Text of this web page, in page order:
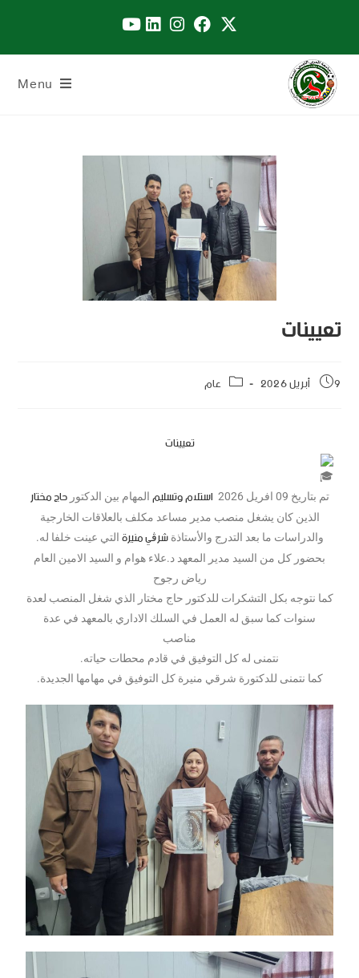
Menu
تعيينات
9 أبريل 2026 عام
تعيينات
تم بتاريخ 09 افريل 2026 استلاموتسليم المهام بين الدكتورحاج مختار
الذين كان يشغل منصب مدير مساعد مكلف بالعلاقات الخارجية
والدراسات ما بعد التدرج والأستاذةشرڨي منيرة التي عينت خلفا له.
بحضور كل من السيد مدير المعهد د.علاء هوام و السيد الامين العام
رياض رجوح
كما نتوجه بكل التشكرات للدكتور حاج مختار الذي شغل المنصب لعدة
سنوات كما سبق له العمل في السلك الاداري بالمعهد في عدة
مناصب
نتمنى له كل التوفيق في قادم محطات حياته.
كما نتمنى للدكتورة شرقي منيرة كل التوفيق في مهامها الجديدة.